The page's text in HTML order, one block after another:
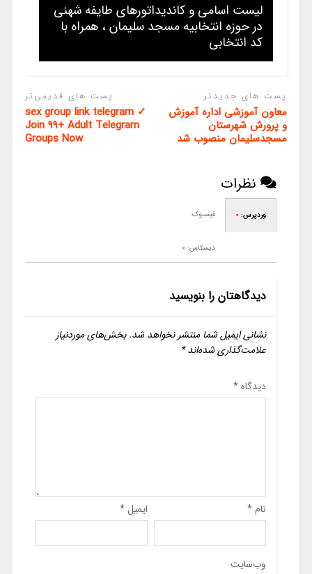
لیست اسامی و کاندیداتورهای طایفه شهنی
در حوزه انتخابیه مسجد سلیمان ، همراه با
کد انتخابی
پست های جدیدتر
معاون آموزشی اداره آموزش
و پرورش شهرستان
مسجدسلیمان منصوب شد
پست های قدیمی‌تر
sex group link telegram ✓
Join 99+ Adult Telegram
Groups Now
نظرات
وردپرس: 0 فیسبوک:
دیسکاس: 0
دیدگاهتان را بنویسید
نشانی ایمیل شما منتشر نخواهد شد. بخش‌های موردنیاز
علامت‌گذاری شده‌اند*
دیدگاه*
نام* ایمیل*
وب‌سایت